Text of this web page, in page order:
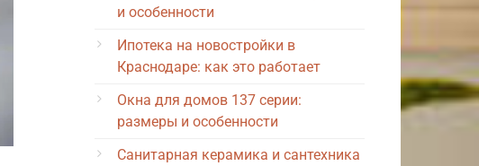
и особенности
Ипотека на новостройки в
Краснодаре: как это работает
Окна для домов 137 серии:
размеры и особенности
Санитарная керамика и сантехника